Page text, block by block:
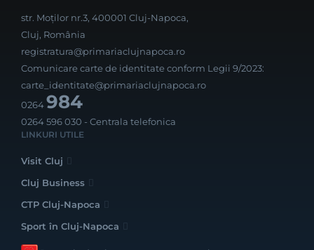
str. Moților nr.3, 400001 Cluj-Napoca,
Cluj, România
registratura@primariaclujnapoca.ro
Comunicare carte de identitate conform Legii 9/2023:
carte_identitate@primariaclujnapoca.ro
0264984
0264 596 030 - Centrala telefonica
LINKURI UTILE
Visit Cluj
Cluj Business
CTP Cluj-Napoca
Sport în Cluj-Napoca